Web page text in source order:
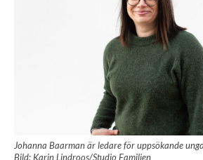
Johanna Baarman är ledare för uppsökande
Bild: Karin Lindroos/Studio Familjen